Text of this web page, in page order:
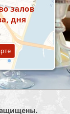
залов
дня